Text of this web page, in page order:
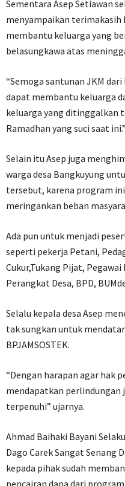
Sementara Asep Setiawan
menyampaikan terimakasih
membantu keluarga yang
belasungkawa atas
“Semoga santunan JKM dari
dapat membantu keluarga
keluarga yang ditinggalkan
Ramadhan yang suci saat
Selain itu Asep juga
warga desa Bangkuyung
tersebut, karena program
meringankan beban
Ada pun untuk menjadi
seperti pekerja Petani,
Cukur,Tukang Pijat,
Perangkat Desa, BPD,
Selalu kepala desa Asep
tak sungkan untuk
BPJAMSOSTEK.
“Dengan harapan agar hak
mendapatkan perlindungan
terpenuhi” ujarnya.
Ahmad Baihaki Bayani
Dago Carek Sangat Senang
kepada pihak sudah